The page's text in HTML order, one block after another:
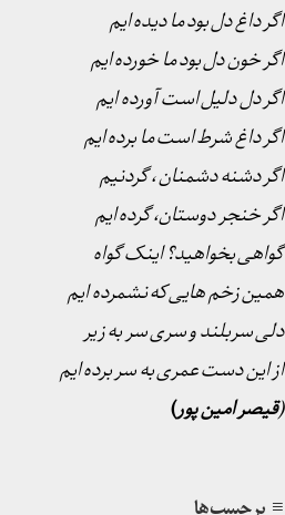
اگر داغ دل بود ما دیده ایم
اگر خون دل بود ما خورده ایم
اگر دل دلیل است آورده ایم
اگر داغ شرط است ما برده ایم
اگر دشنه دشمنان ، گردنیم
اگر خنجر دوستان، گرده ایم
گواهی بخواهید؟ اینک گواه
همین زخم هایی که نشمرده ایم
دلی سربلند و سری سر به زیر
از این دست عمری به سر برده ایم
(قیصر امین پور)